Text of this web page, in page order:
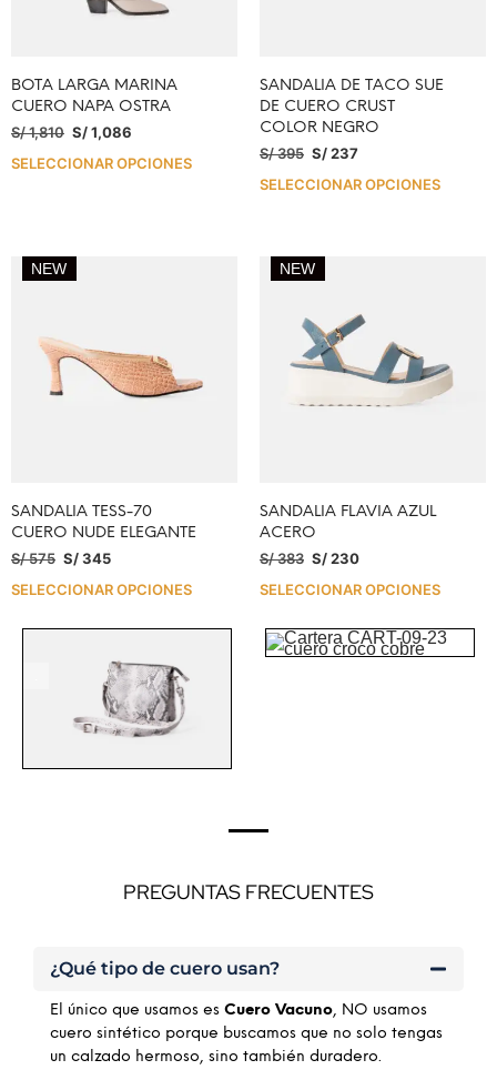
BOTA LARGA MARINA
CUERO NAPA OSTRA
S/1,810 S/1,086
SELECCIONAR OPCIONES
SANDALIA DE TACO SUE
DE CUERO CRUST
COLOR NEGRO
S/395 S/237
SELECCIONAR OPCIONES
NEW
SANDALIA TESS-70
CUERO NUDE ELEGANTE
S/575 S/345
SELECCIONAR OPCIONES
NEW
SANDALIA FLAVIA AZUL
ACERO
S/383 S/230
SELECCIONAR OPCIONES
PREGUNTAS FRECUENTES
¿Qué tipo de cuero usan?
El único que usamos es Cuero Vacuno, NO usamos
cuero sintético porque buscamos que no solo tengas
un calzado hermoso, sino también duradero.